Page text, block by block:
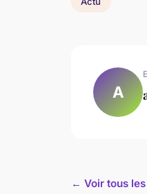
A
← Voir tous